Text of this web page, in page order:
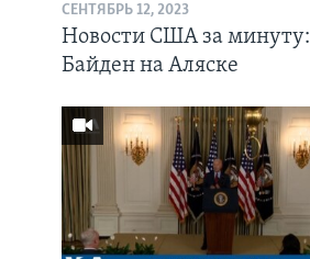
СЕНТЯБРЬ 12, 2023
Новости США за минуту:
Байден на Аляске